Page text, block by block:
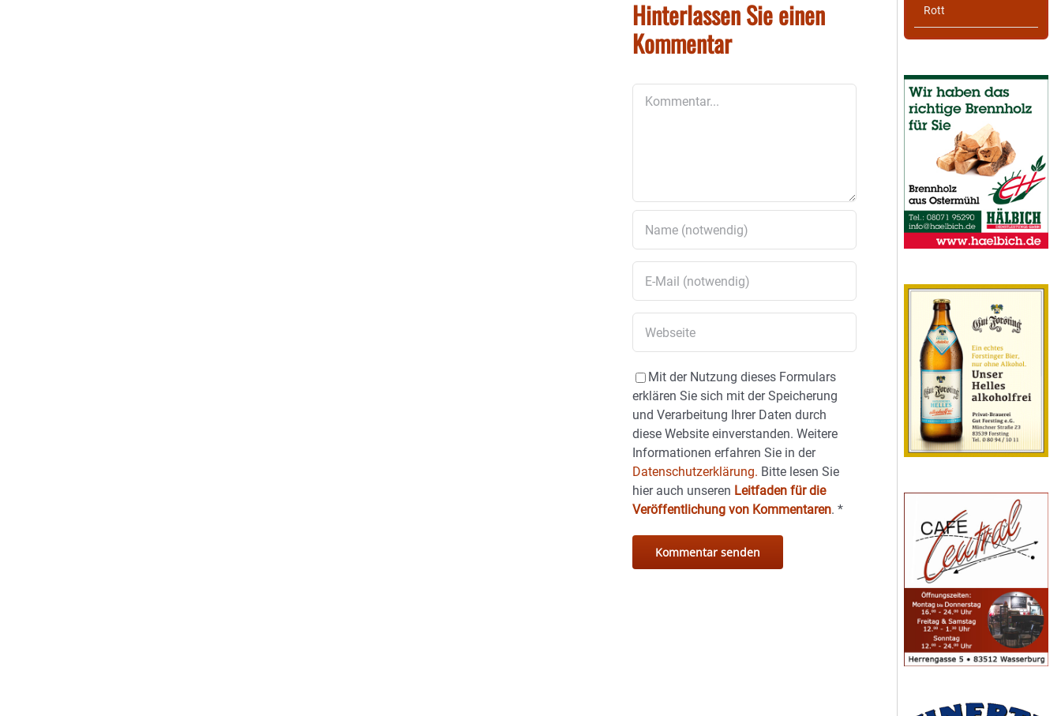
Hinterlassen Sie einen
Kommentar
Mit der Nutzung dieses Formulars
erklären Sie sich mit der Speicherung
und Verarbeitung Ihrer Daten durch
diese Website einverstanden. Weitere
Informationen erfahren Sie in der
Datenschutzerklärung. Bitte lesen Sie
hier auch unseren Leitfaden für die
Veröffentlichung von Kommentaren.*
Rott